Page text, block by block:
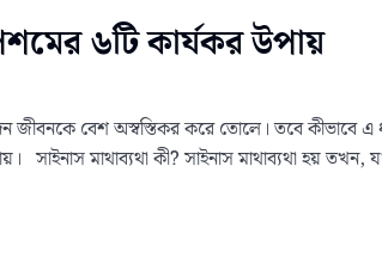
৬টি কার্যকর উপায়
জীবনকে বেশ অস্বস্তিকর করে তোলে। তবে কীভাবে
সাইনাস মাথাব্যথা কী? সাইনাস মাথাব্যথা হয়